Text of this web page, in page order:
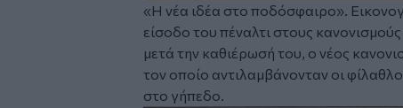
«Η νέα ιδέα στο ποδόσφαιρο».
είσοδο του πέναλτι στους
μετά την καθιέρωσή του, ο νέος
τον οποίο αντιλαμβάνονταν οι
στο γήπεδο.